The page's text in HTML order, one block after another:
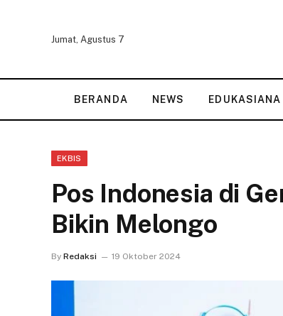
Jumat, Agustus 7
BERANDA NEWS EDUKASIANA
EKBIS
Pos Indonesia di
Bikin Melongo
By Redaksi 19 Oktober 2024